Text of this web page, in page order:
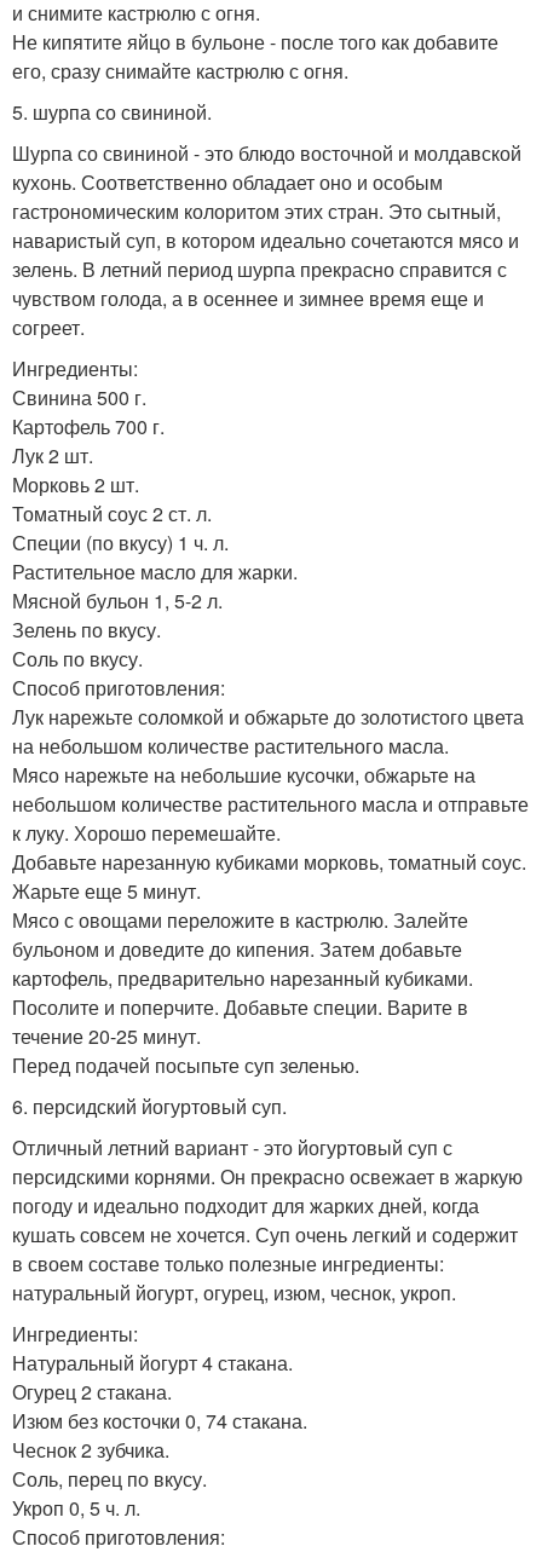
и снимите кастрюлю с огня.
Не кипятите яйцо в бульоне - после того как добавите
его, сразу снимайте кастрюлю с огня.
5. шурпа со свининой.
Шурпа со свининой - это блюдо восточной и молдавской
кухонь. Соответственно обладает оно и особым
гастрономическим колоритом этих стран. Это сытный,
наваристый суп, в котором идеально сочетаются мясо и
зелень. В летний период шурпа прекрасно справится с
чувством голода, а в осеннее и зимнее время еще и
согреет.
Ингредиенты:
Свинина 500 г.
Картофель 700 г.
Лук 2 шт.
Морковь 2 шт.
Томатный соус 2 ст. л.
Специи (по вкусу) 1 ч. л.
Растительное масло для жарки.
Мясной бульон 1, 5-2 л.
Зелень по вкусу.
Соль по вкусу.
Способ приготовления:
Лук нарежьте соломкой и обжарьте до золотистого цвета
на небольшом количестве растительного масла.
Мясо нарежьте на небольшие кусочки, обжарьте на
небольшом количестве растительного масла и отправьте
к луку. Хорошо перемешайте.
Добавьте нарезанную кубиками морковь, томатный соус.
Жарьте еще 5 минут.
Мясо с овощами переложите в кастрюлю. Залейте
бульоном и доведите до кипения. Затем добавьте
картофель, предварительно нарезанный кубиками.
Посолите и поперчите. Добавьте специи. Варите в
течение 20-25 минут.
Перед подачей посыпьте суп зеленью.
6. персидский йогуртовый суп.
Отличный летний вариант - это йогуртовый суп с
персидскими корнями. Он прекрасно освежает в жаркую
погоду и идеально подходит для жарких дней, когда
кушать совсем не хочется. Суп очень легкий и содержит
в своем составе только полезные ингредиенты:
натуральный йогурт, огурец, изюм, чеснок, укроп.
Ингредиенты:
Натуральный йогурт 4 стакана.
Огурец 2 стакана.
Изюм без косточки 0, 74 стакана.
Чеснок 2 зубчика.
Соль, перец по вкусу.
Укроп 0, 5 ч. л.
Способ приготовления: